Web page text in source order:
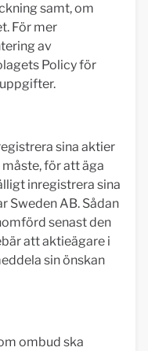
samt, om
För mer
av
Policy för
sina aktier
för att äga
inregistrera sina
Sweden AB. Sådan
senast den
att aktieägare i
sin önskan
ombud ska